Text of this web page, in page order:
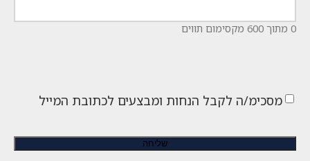
0 מתוך 600 מקסימום תווים
מסכימ/ה לקבל הנחות ומבצעים לכתובת המייל